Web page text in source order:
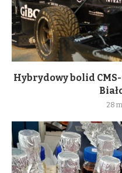
Hybrydowy bolid
28